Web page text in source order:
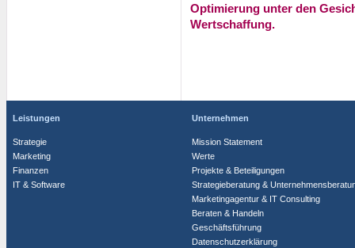
Optimierung unter den
Wertschaffung.
Leistungen
Strategie
Marketing
Finanzen
IT & Software
Unternehmen
Mission Statement
Werte
Projekte & Beteiligungen
Strategieberatung &
Marketingagentur & IT Consulting
Beraten & Handeln
Geschäftsführung
Datenschutzerklärung